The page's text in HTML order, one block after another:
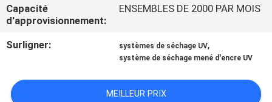
NOUVELLES
DEMANDEZ
CITATION
Capacité
d'approvisionnement:
ENSEMBLES DE 2000 PAR MOIS
Surligner: systèmes de séchage UV,
système de séchage mené d'encre UV
MEILLEUR PRIX